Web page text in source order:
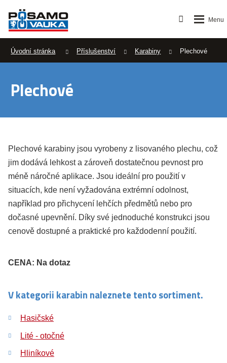
Úvodní stránka Příslušenství Karabiny Plechové
Plechové
Plechové karabiny jsou vyrobeny z lisovaného plechu, což
jim dodává lehkost a zároveň dostatečnou pevnost pro
méně náročné aplikace. Jsou ideální pro použití v
situacích, kde není vyžadována extrémní odolnost,
například pro přichycení lehčích předmětů nebo pro
dočasné upevnění. Díky své jednoduché konstrukci jsou
cenově dostupné a praktické pro každodenní použití.
CENA: Na dotaz
V kategorii karabin naleznete tento sortiment.
Hasičské
Lité - otočné
Hliníkové